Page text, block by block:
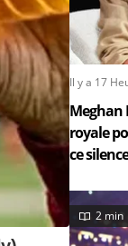
Il y a 17
Meghan
royale
ce silence
2 min